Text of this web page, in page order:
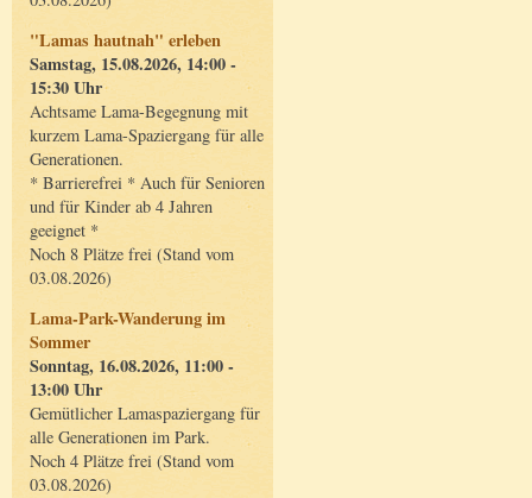
"Lamas hautnah" erleben
Samstag, 15.08.2026, 14:00 -
15:30 Uhr
Achtsame Lama-Begegnung mit
kurzem Lama-Spaziergang für alle
Generationen.
* Barrierefrei * Auch für Senioren
und für Kinder ab 4 Jahren
geeignet *
Noch 8 Plätze frei (Stand vom
03.08.2026)
Lama-Park-Wanderung im
Sommer
Sonntag, 16.08.2026, 11:00 -
13:00 Uhr
Gemütlicher Lamaspaziergang für
alle Generationen im Park.
Noch 4 Plätze frei (Stand vom
03.08.2026)